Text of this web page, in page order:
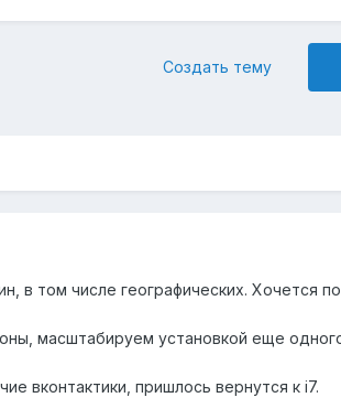
Создать тему
в том числе географических. Хочется
масштабируем установкой еще
вконтактики, пришлось вернутся к i7.